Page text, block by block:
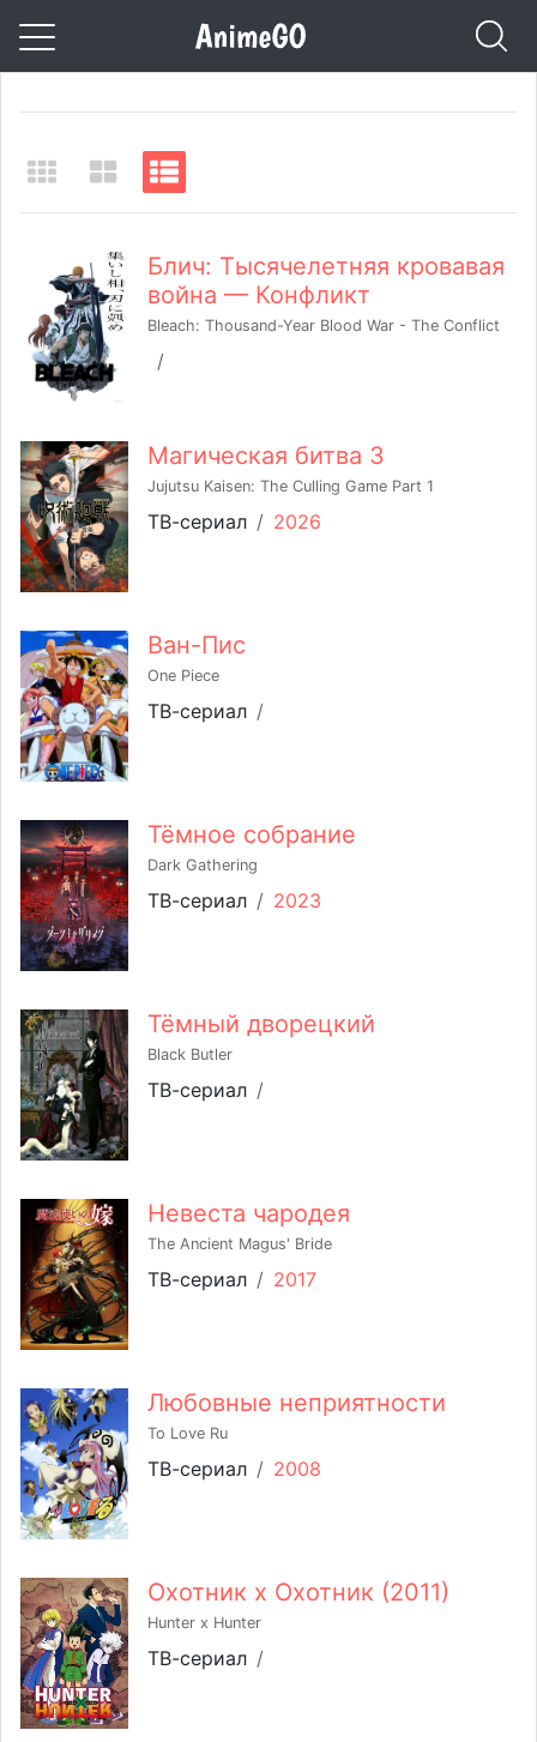
Блич: Тысячелетняя кровавая
война — Конфликт
Bleach: Thousand-Year Blood War - The Conflict
/
Магическая битва 3
Jujutsu Kaisen: The Culling Game Part 1
ТВ-сериал / 2026
Ван-Пис
One Piece
ТВ-сериал /
Тёмное собрание
Dark Gathering
ТВ-сериал / 2023
Тёмный дворецкий
Black Butler
ТВ-сериал /
Невеста чародея
The Ancient Magus' Bride
ТВ-сериал / 2017
Любовные неприятности
To Love Ru
ТВ-сериал / 2008
Охотник х Охотник (2011)
Hunter x Hunter
ТВ-сериал /